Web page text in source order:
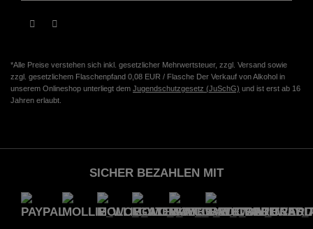
*Alle Preise verstehen sich inkl. gesetzlicher Mehrwertsteuer, zzgl. Versand sowie
zzgl. gesetzlichem Flaschenpfand 0,08 EUR / Flasche Der Verkauf von Alkohol in
unserem Onlineshop unterliegt dem Jugendschutzgesetz (JuSchG) und ist erst ab 16
Jahren erlaubt.
SICHER BEZAHLEN MIT